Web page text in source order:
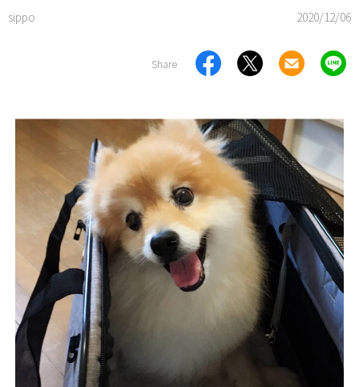
sippo 2020/12/06
Share